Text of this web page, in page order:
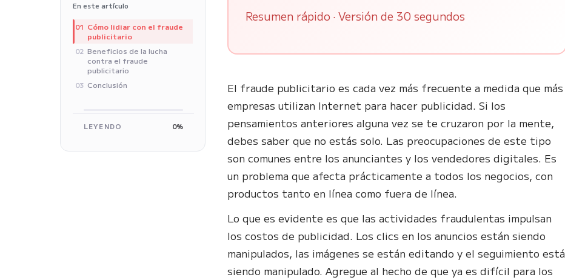
En este artículo
01 Cómo lidiar con el fraude
publicitario
02 Beneficios de la lucha
contra el fraude
publicitario
03 Conclusión
LEYENDO 0%
Resumen rápido · Versión de 30 segundos
El fraude publicitario es cada vez más frecuente a medida que más
empresas utilizan Internet para hacer publicidad. Si los
pensamientos anteriores alguna vez se te cruzaron por la mente,
debes saber que no estás solo. Las preocupaciones de este tipo
son comunes entre los anunciantes y los vendedores digitales. Es
un problema que afecta prácticamente a todos los negocios, con
productos tanto en línea como fuera de línea.
Lo que es evidente es que las actividades fraudulentas impulsan
los costos de publicidad. Los clics en los anuncios están siendo
manipulados, las imágenes se están editando y el seguimiento está
siendo manipulado. Agregue al hecho de que ya es difícil para los